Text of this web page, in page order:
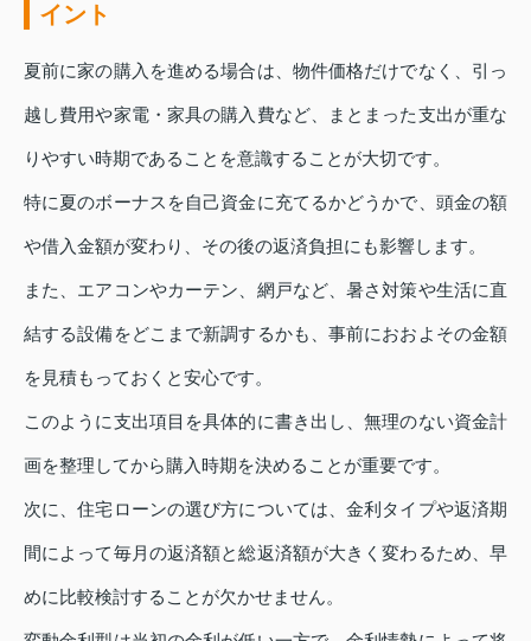
イント
夏前に家の購入を進める場合は、物件価格だけでなく、引っ
越し費用や家電・家具の購入費など、まとまった支出が重な
りやすい時期であることを意識することが大切です。
特に夏のボーナスを自己資金に充てるかどうかで、頭金の額
や借入金額が変わり、その後の返済負担にも影響します。
また、エアコンやカーテン、網戸など、暑さ対策や生活に直
結する設備をどこまで新調するかも、事前におおよその金額
を見積もっておくと安心です。
このように支出項目を具体的に書き出し、無理のない資金計
画を整理してから購入時期を決めることが重要です。
次に、住宅ローンの選び方については、金利タイプや返済期
間によって毎月の返済額と総返済額が大きく変わるため、早
めに比較検討することが欠かせません。